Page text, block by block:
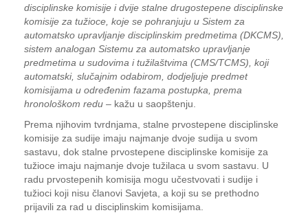
disciplinske komisije i dvije stalne drugostepene disciplinske
komisije za tužioce, koje se pohranjuju u Sistem za
automatsko upravljanje disciplinskim predmetima (DKCMS),
sistem analogan Sistemu za automatsko upravljanje
predmetima u sudovima i tužilaštvima (CMS/TCMS), koji
automatski, slučajnim odabirom, dodjeljuje predmet
komisijama u određenim fazama postupka, prema
hronološkom redu – kažu u saopštenju.
Prema njihovim tvrdnjama, stalne prvostepene disciplinske
komisije za sudije imaju najmanje dvoje sudija u svom
sastavu, dok stalne prvostepene disciplinske komisije za
tužioce imaju najmanje dvoje tužilaca u svom sastavu. U
radu prvostepenih komisija mogu učestvovati i sudije i
tužioci koji nisu članovi Savjeta, a koji su se prethodno
prijavili za rad u disciplinskim komisijama.